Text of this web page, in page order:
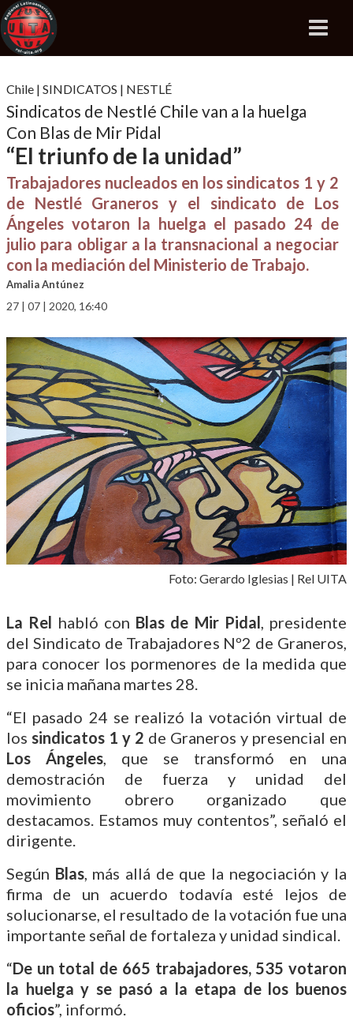
Chile | SINDICATOS | NESTLÉ
Sindicatos de Nestlé Chile van a la huelga
Con Blas de Mir Pidal
“El triunfo de la unidad”
Trabajadores nucleados en los sindicatos 1 y 2
de Nestlé Graneros y el sindicato de Los
Ángeles votaron la huelga el pasado 24 de
julio para obligar a la transnacional a negociar
con la mediación del Ministerio de Trabajo.
Amalia Antúnez
27 | 07 | 2020, 16:40
Foto: Gerardo Iglesias | Rel UITA
La Rel habló con Blas de Mir Pidal, presidente
del Sindicato de Trabajadores Nº2 de Graneros,
para conocer los pormenores de la medida que
se inicia mañana martes 28.
“El pasado 24 se realizó la votación virtual de
los sindicatos 1 y 2 de Graneros y presencial en
Los Ángeles, que se transformó en una
demostración de fuerza y unidad del
movimiento obrero organizado que
destacamos. Estamos muy contentos”, señaló el
dirigente.
Según Blas, más allá de que la negociación y la
firma de un acuerdo todavía esté lejos de
solucionarse, el resultado de la votación fue una
importante señal de fortaleza y unidad sindical.
“De un total de 665 trabajadores, 535 votaron
la huelga y se pasó a la etapa de los buenos
oficios”, informó.